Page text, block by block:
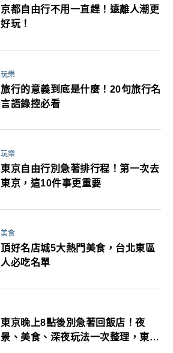
京都自由行不用一直趕！遠離人潮更
好玩！
玩樂
旅行的意義到底是什麼！20句旅行名
言語錄控必看
玩樂
東京自由行別急著排行程！第一次去
東京，這10件事更重要
美食
頂好名店城5大熱門美食，台北東區
人必吃名單
東京晚上8點後別急著回飯店！夜
景、美食、深夜玩法一次整理，東京